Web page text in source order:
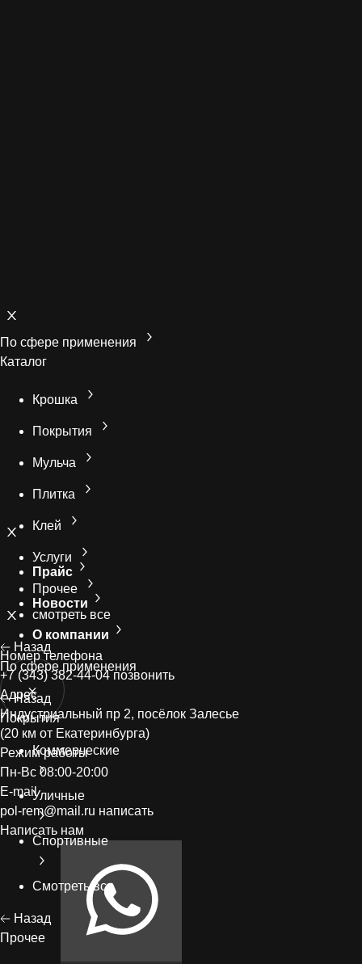
По сфере применения
Каталог
Крошка
Покрытия
Мульча
Плитка
Клей
Услуги
Прочее
смотреть все
Назад
По сфере применения
Назад
Покрытия
Коммерческие
Уличные
Спортивные
Смотреть все
Назад
Прочее
Номер телефонa
+7 (343) 382-44-04позвонить
Адрес
Индустриальный пр 2, посёлок Залесье
(20 км от Екатеринбурга)
Режим работы
Пн-Вс 08:00-20:00
E-mail
pol-rem@mail.ru написать
Написать нам
Прайс
Новости
О компании